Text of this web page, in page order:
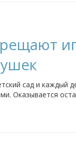
сад и каждый
Оказывается
ваших садах